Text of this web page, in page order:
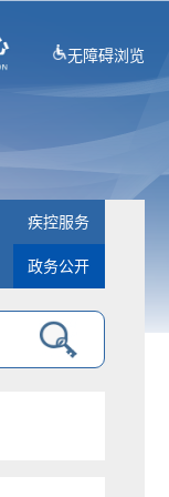
无障碍浏览
疾控服务
政务公开